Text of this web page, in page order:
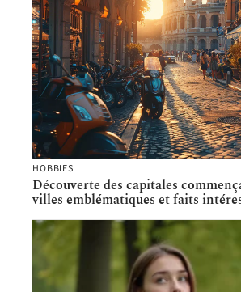
HOBBIES
Découverte des capitales
villes emblématiques et faits